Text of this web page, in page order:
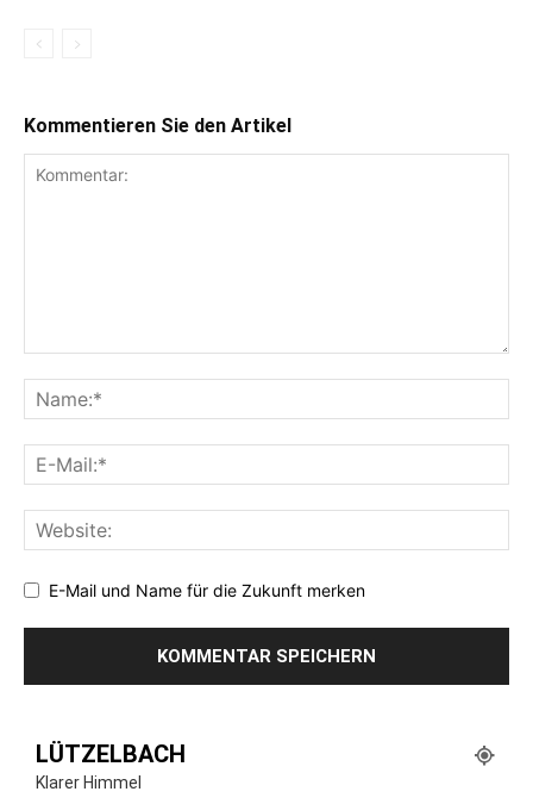
Kommentieren Sie den Artikel
E-Mail und Name für die Zukunft merken
LÜTZELBACH
Klarer Himmel